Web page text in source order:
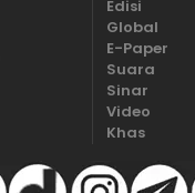
Edisi
Global
E-Paper
Suara
Sinar
Video
Khas